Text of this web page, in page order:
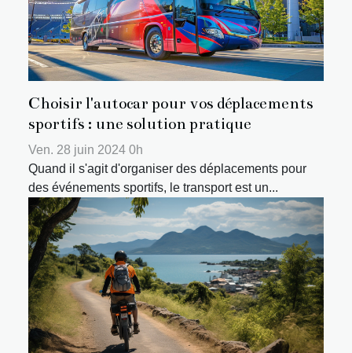
Choisir l'autocar pour vos déplacements
sportifs : une solution pratique
Ven. 28 juin 2024 0h
Quand il s'agit d'organiser des déplacements pour
des événements sportifs, le transport est un...